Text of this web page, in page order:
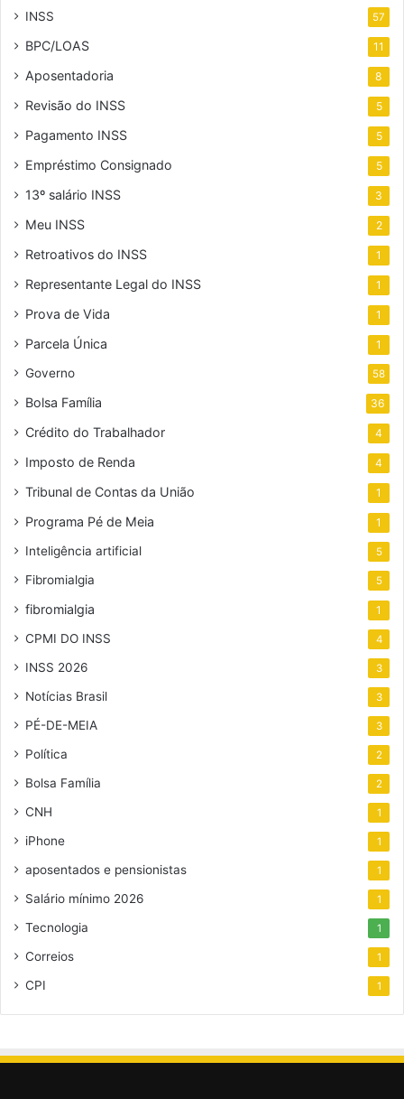
INSS 57
BPC/LOAS 11
Aposentadoria 8
Revisão do INSS 5
Pagamento INSS 5
Empréstimo Consignado 5
13º salário INSS 3
Meu INSS 2
Retroativos do INSS 1
Representante Legal do INSS 1
Prova de Vida 1
Parcela Única 1
Governo 58
Bolsa Família 36
Crédito do Trabalhador 4
Imposto de Renda 4
Tribunal de Contas da União 1
Programa Pé de Meia 1
Inteligência artificial 5
Fibromialgia 5
fibromialgia 1
CPMI DO INSS 4
INSS 2026 3
Notícias Brasil 3
PÉ-DE-MEIA 3
Política 2
Bolsa Família 2
CNH 1
iPhone 1
aposentados e pensionistas 1
Salário mínimo 2026 1
Tecnologia 1
Correios 1
CPI 1